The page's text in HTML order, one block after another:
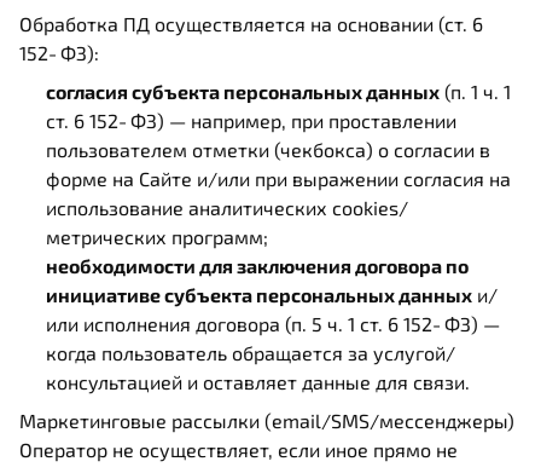
Обработка ПД осуществляется на основании (ст. 6
152‑ФЗ):
согласия субъекта персональных данных (п. 1 ч. 1
ст. 6 152‑ФЗ) — например, при проставлении
пользователем отметки (чекбокса) о согласии в
форме на Сайте и/или при выражении согласия на
использование аналитических cookies/
метрических программ;
необходимости для заключения договора по
инициативе субъекта персональных данных и/
или исполнения договора (п. 5 ч. 1 ст. 6 152‑ФЗ) —
когда пользователь обращается за услугой/
консультацией и оставляет данные для связи.
Маркетинговые рассылки (email/SMS/мессенджеры)
Оператор не осуществляет, если иное прямо не